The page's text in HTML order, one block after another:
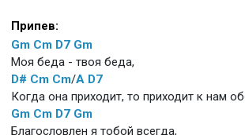
Припев:
Gm Cm D7 Gm
Моя беда - твоя беда,
D# Cm Cm/A D7
Когда она приходит, то приходит к нам
Gm Cm D7 Gm
Благословлен я тобой всегда,